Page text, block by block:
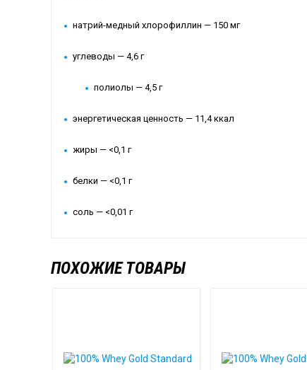
натрий-медный хлорофиллин — 150 мг
углеводы — 4,6 г
полиолы — 4,5 г
энергетическая ценность — 11,4 ккал
жиры — <0,1 г
белки — <0,1 г
соль — <0,01 г
ПОХОЖИЕ ТОВАРЫ